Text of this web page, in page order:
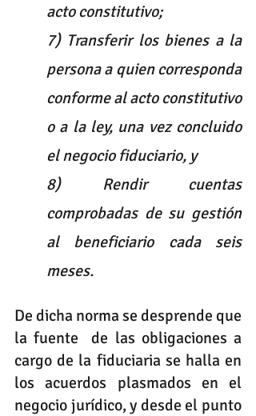
acto constitutivo;
7) Transferir los bienes a la
persona a quien corresponda
conforme al acto constitutivo
o a la ley, una vez concluido
el negocio fiduciario, y
8) Rendir cuentas
comprobadas de su gestión
al beneficiario cada seis
meses.
De dicha norma se desprende que
la fuente  de las obligaciones a
cargo de la fiduciaria se halla en
los acuerdos plasmados en el
negocio jurídico, y desde el punto